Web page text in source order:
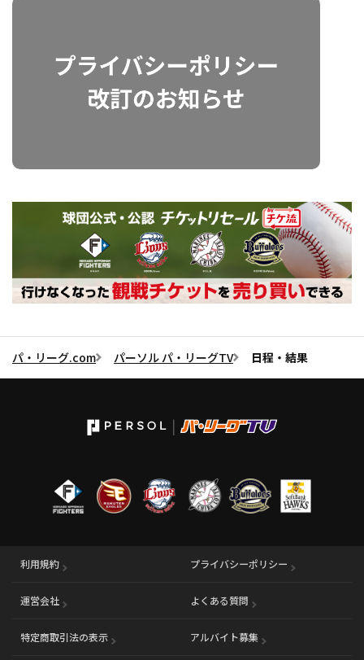
パ・リーグ.com パーソル パ・リーグTV 日程・結果
利用規約 プライバシーポリシー
運営会社 （別ウィンドウで開く） よくある質問
特定商取引法の表示 アルバイト募集 （別ウィンドウで開く